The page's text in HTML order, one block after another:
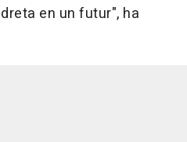
en un futur", ha